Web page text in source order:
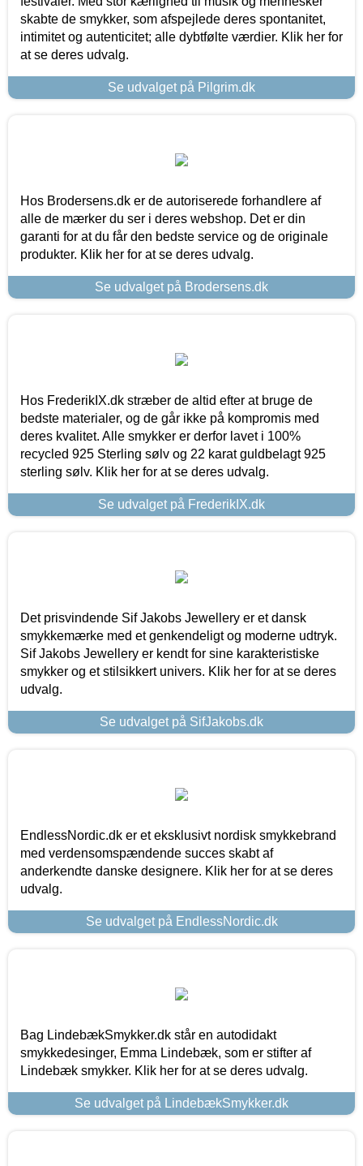
skabte de smykker, som afspejlede deres spontanitet,
intimitet og autenticitet; alle dybtfølte værdier. Klik her for
at se deres udvalg.
Se udvalget på Pilgrim.dk
Hos Brodersens.dk er de autoriserede forhandlere af
alle de mærker du ser i deres webshop. Det er din
garanti for at du får den bedste service og de originale
produkter. Klik her for at se deres udvalg.
Se udvalget på Brodersens.dk
Hos FrederikIX.dk stræber de altid efter at bruge de
bedste materialer, og de går ikke på kompromis med
deres kvalitet. Alle smykker er derfor lavet i 100%
recycled 925 Sterling sølv og 22 karat guldbelagt 925
sterling sølv. Klik her for at se deres udvalg.
Se udvalget på FrederikIX.dk
Det prisvindende Sif Jakobs Jewellery er et dansk
smykkemærke med et genkendeligt og moderne udtryk.
Sif Jakobs Jewellery er kendt for sine karakteristiske
smykker og et stilsikkert univers. Klik her for at se deres
udvalg.
Se udvalget på SifJakobs.dk
EndlessNordic.dk er et eksklusivt nordisk smykkebrand
med verdensomspændende succes skabt af
anderkendte danske designere. Klik her for at se deres
udvalg.
Se udvalget på EndlessNordic.dk
Bag LindebækSmykker.dk står en autodidakt
smykkedesinger, Emma Lindebæk, som er stifter af
Lindebæk smykker. Klik her for at se deres udvalg.
Se udvalget på LindebækSmykker.dk